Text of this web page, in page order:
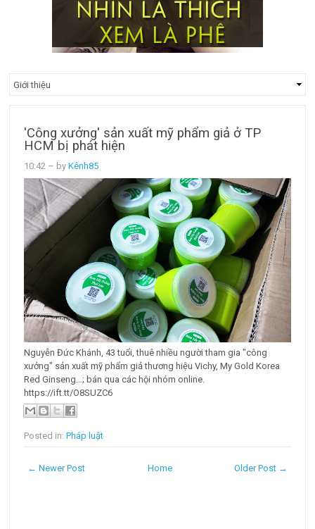
'Công xưởng' sản xuất mỹ phẩm giả ở TP
HCM bị phát hiện
10:42 – byKênh85
Nguyễn Đức Khánh, 43 tuổi, thuê nhiều người tham gia "công
xưởng" sản xuất mỹ phẩm giả thương hiệu Vichy, My Gold Korea
Red Ginseng…; bán qua các hội nhóm online.
https://ift.tt/O8SUZC6
Posted in:Pháp luật
← Newer Post Older Post →
Home